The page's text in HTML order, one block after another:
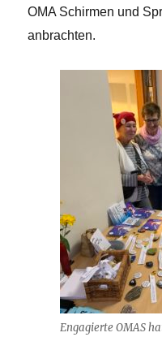
OMA Schirmen und
anbrachten.
Engagierte OMAS